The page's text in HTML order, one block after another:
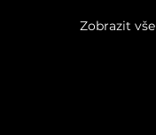
Zobrazit vše